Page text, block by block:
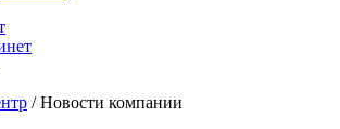
/ Новости компании